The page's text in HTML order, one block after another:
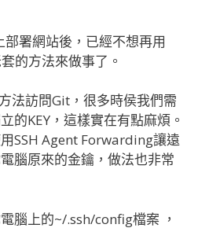
署網站後，已經不想再用
的方法來做事了。
法訪問Git，很多時侯我們需
的KEY，這樣實在有點麻煩。
SSH Agent Forwarding讓遠
腦原來的金鑰，做法也非常
腦上的~/.ssh/config檔案 ，